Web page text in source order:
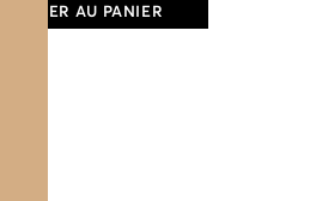
AJOUTER AU PANIER